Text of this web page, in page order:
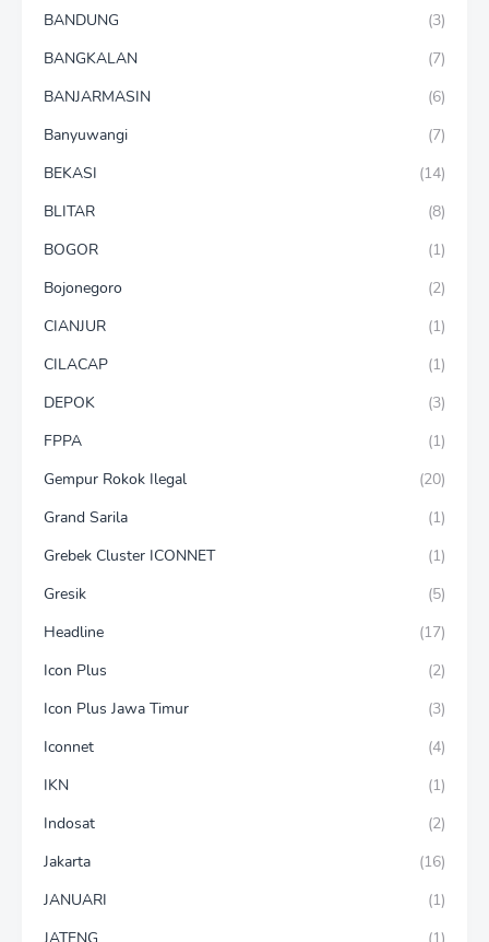
BANDUNG
(3)
BANGKALAN
(7)
BANJARMASIN
(6)
Banyuwangi
(7)
BEKASI
(14)
BLITAR
(8)
BOGOR
(1)
Bojonegoro
(2)
CIANJUR
(1)
CILACAP
(1)
DEPOK
(3)
FPPA
(1)
Gempur Rokok Ilegal
(20)
Grand Sarila
(1)
Grebek Cluster ICONNET
(1)
Gresik
(5)
Headline
(17)
Icon Plus
(2)
Icon Plus Jawa Timur
(3)
Iconnet
(4)
IKN
(1)
Indosat
(2)
Jakarta
(16)
JANUARI
(1)